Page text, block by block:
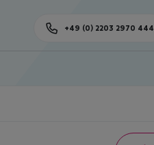
+49 (0) 2203 2970 444